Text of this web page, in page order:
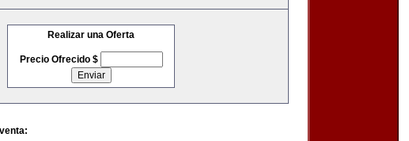
Realizar una Oferta
Precio Ofrecido $